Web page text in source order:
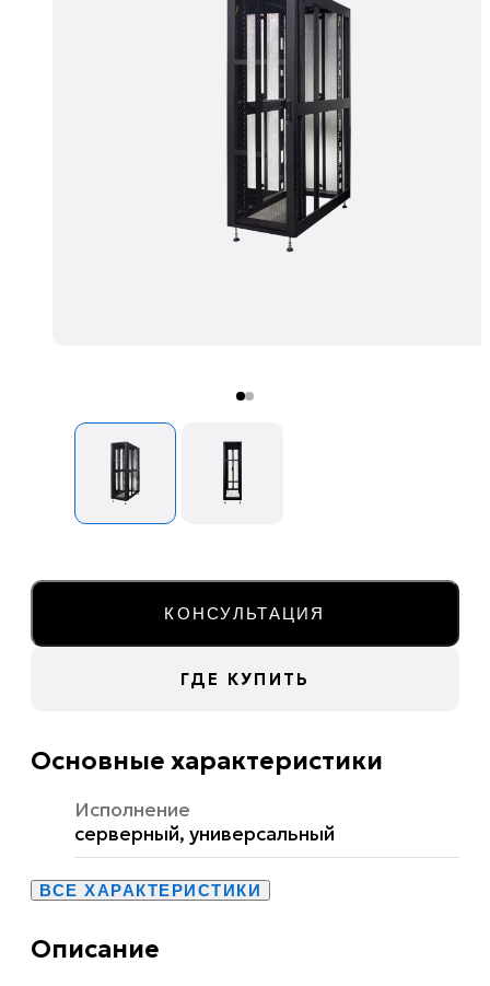
КОНСУЛЬТАЦИЯ
ГДЕ КУПИТЬ
Основные характеристики
Исполнение
серверный, универсальный
ВСЕ ХАРАКТЕРИСТИКИ
Описание